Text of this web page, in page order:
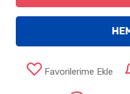
Favorilerime Ekle